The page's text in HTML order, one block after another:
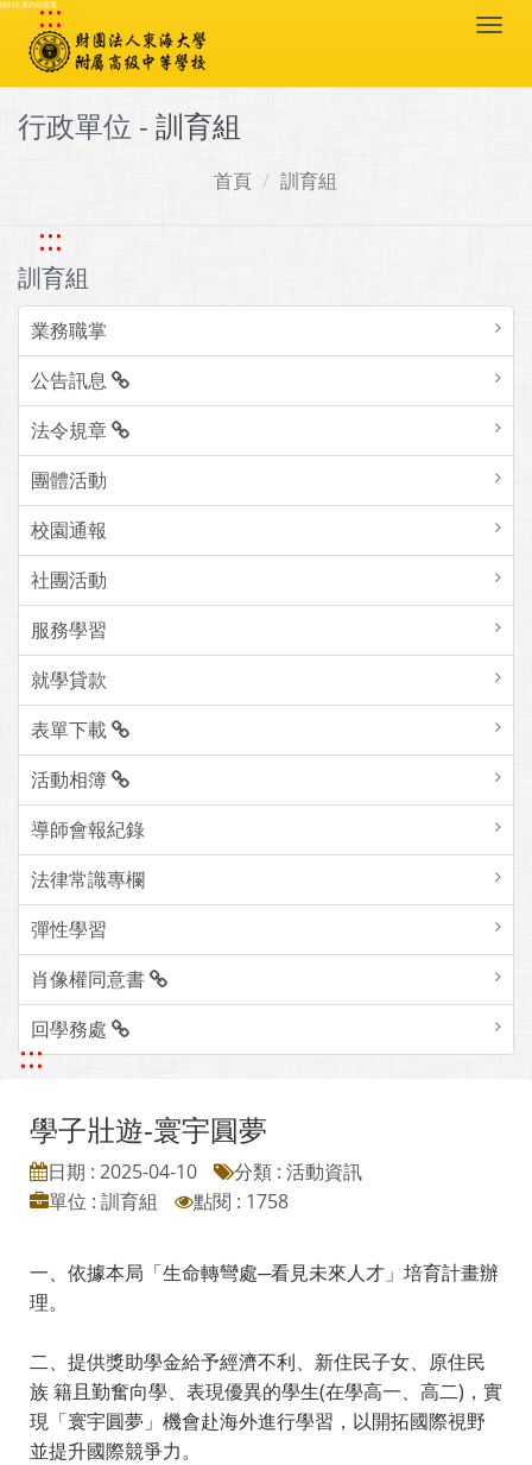
跳到主要內容區塊
:::
行政單位 - 訓育組
首頁 訓育組
:::
訓育組
業務職掌
公告訊息
法令規章
團體活動
校園通報
社團活動
服務學習
就學貸款
表單下載
活動相簿
導師會報紀錄
法律常識專欄
彈性學習
肖像權同意書
回學務處
:::
學子壯遊-寰宇圓夢
日期 : 2025-04-10
分類 : 活動資訊
單位 : 訓育組
點閱 : 1758
一、依據本局「生命轉彎處─看見未來人才」培育計畫辦
理。
二、提供獎助學金給予經濟不利、新住民子女、原住民
族 籍且勤奮向學、表現優異的學生(在學高一、高二)，實
現「寰宇圓夢」機會赴海外進行學習，以開拓國際視野
並提升國際競爭力。